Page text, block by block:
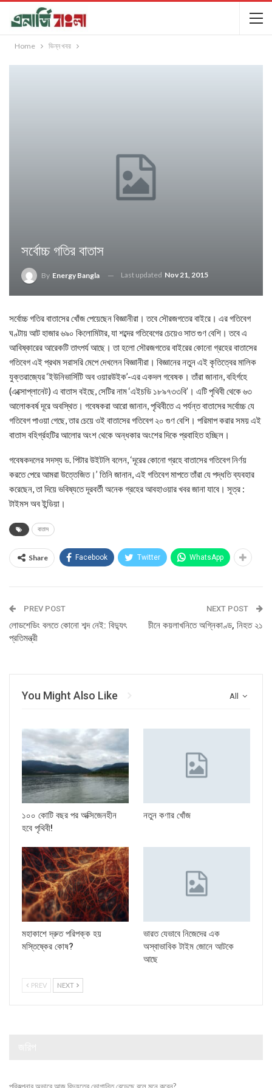
Home ভিন্ন খবর
সর্বোচ্চ গতির বাতাস
By Energy Bangla Last updated Nov 21, 2015
সর্বোচ্চ গতির বাতাসের খোঁজ পেয়েছেন বিজ্ঞানীরা। তবে সৌরজগতের বাইরে। এর গতিবেগ
ঘণ্টায় আট হাজার ৬৯০ কিলোমিটার, যা শব্দের গতিবেগের চেয়েও সাত গুণ বেশি। তবে এ
আবিষ্কারের আরেকটি তাৎপর্য আছে। তা হলো সৌরজগতের বাইরের কোনো গ্রহের বাতাসের
গতিবেগ এই প্রথম সরাসরি মেপে দেখলেন বিজ্ঞানীরা। বিজ্ঞানের নতুন এই কৃতিত্বের মালিক
যুক্তরাজ্যের ‘ইউনিভার্সিটি অব ওয়ারউইক’-এর একদল গবেষক। তাঁরা জানান, বহির্গহে
(এক্সোপ্লানেট) এ বাতাস বইছে, সেটির নাম ‘এইচডি ১৮৯৭৩৩বি’। এটি পৃথিবী থেকে ৬৩
আলোকবর্ষ দূরে অবস্থিত। গবেষকরা আরো জানান, পৃথিবীতে এ পর্যন্ত বাতাসের সর্বোচ্চ যে
গতিবেগ পাওয়া গেছে, তার চেয়ে ওই বাতাসের গতিবেগ ২০ গুণ বেশি। পরিমাপ করার সময় এই
বাতাস বহির্গ্রহটির আলোর অংশ থেকে অন্ধকার অংশের দিকে প্রবাহিত হচ্ছিল।
গবেষকদলের সদস্য ড. পিটার উইটলি বলেন, ‘দূরের কোনো গ্রহে বাতাসের গতিবেগ নির্ণয়
করতে পেরে আমরা উত্তেজিত।’ তিনি জানান, এই গতিবেগ মাপতে তাঁরা যে পদ্ধতি ব্যবহার
করেছেন, তা দিয়ে ভবিষ্যতে দূরবর্তী অনেক গ্রহের আবহাওয়ার খবর জানা যাবে। সূত্র :
টাইমস অব ইন্ডিয়া।
বাতাস
Share Facebook Twitter WhatsApp
PREV POST
লোডশেডিং বলতে কোনো শব্দ নেই: বিদ্যুৎ
প্রতিমন্ত্রী
NEXT POST
চীনে কয়লাখনিতে অগ্নিকাণ্ড, নিহত ২১
All
You Might Also Like
১০০ কোটি বছর পর অক্সিজেনহীন
হবে পৃথিবী!
নতুন কণার খোঁজ
মহাকাশে দ্রুত পরিপক্ক হয়
মস্তিষ্কের কোষ?
ভারত যেভাবে নিজেদের এক
অস্বাভাবিক টাইম জোনে আটকে
আছে
PREV NEXT
পরিকল্পনার অভাবে আজ বিদ্যুতের ভোগান্তি বেড়েছে বলে মনে করেন?